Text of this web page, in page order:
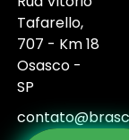
Tafarello,
707 - Km 18
Osasco -
SP